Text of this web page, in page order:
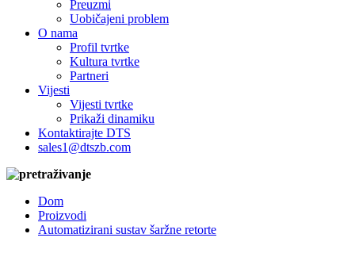
Preuzmi
Uobičajeni problem
O nama
Profil tvrtke
Kultura tvrtke
Partneri
Vijesti
Vijesti tvrtke
Prikaži dinamiku
Kontaktirajte DTS
sales1@dtszb.com
Dom
Proizvodi
Automatizirani sustav šaržne retorte